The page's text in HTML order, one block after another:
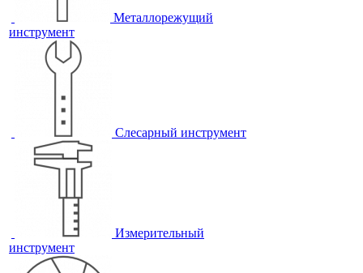
Металлорежущий
инструмент
Слесарный инструмент
Измерительный
инструмент